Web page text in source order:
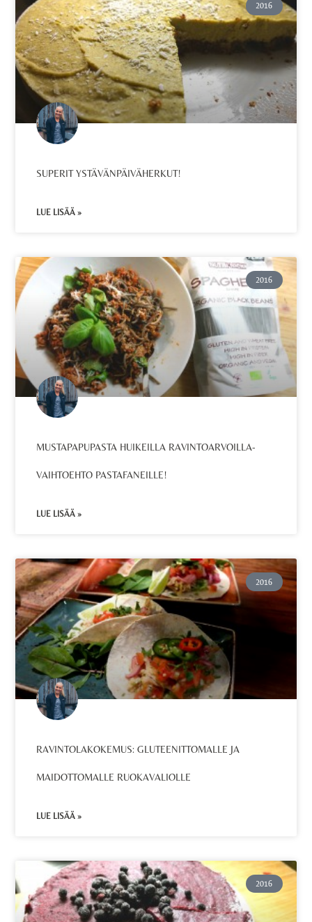
2016
SUPERIT YSTÄVÄNPÄIVÄHERKUT!
LUE LISÄÄ »
2016
MUSTAPAPUPASTA HUIKEILLA RAVINTOARVOILLA-
VAIHTOEHTO PASTAFANEILLE!
LUE LISÄÄ »
2016
RAVINTOLAKOKEMUS: GLUTEENITTOMALLE JA
MAIDOTTOMALLE RUOKAVALIOLLE
LUE LISÄÄ »
2016